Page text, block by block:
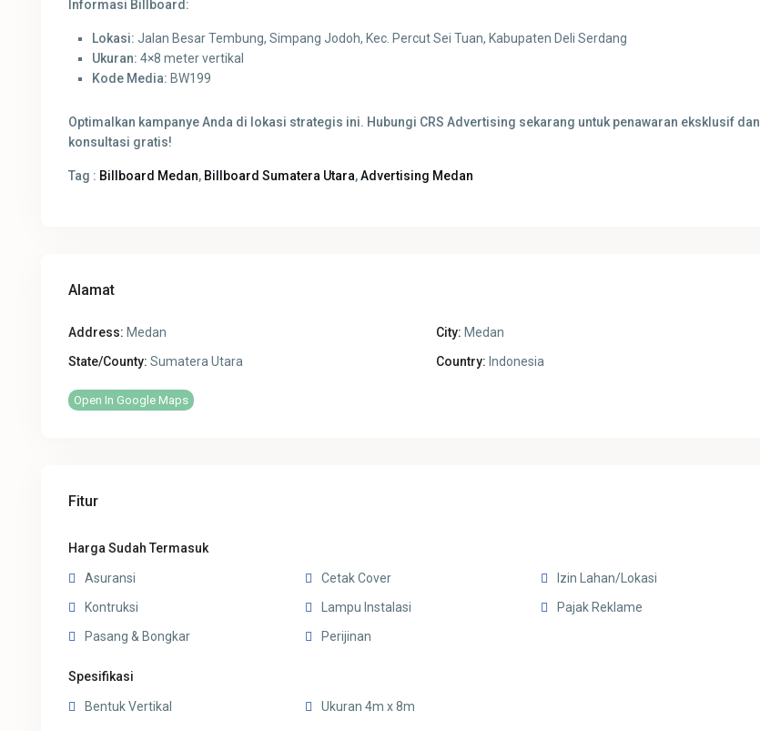
Informasi Billboard:
Lokasi: Jalan Besar Tembung, Simpang Jodoh, Kec. Percut Sei Tuan, Kabupaten Deli Serdang
Ukuran: 4×8 meter vertikal
Kode Media: BW199
Optimalkan kampanye Anda di lokasi strategis ini. Hubungi CRS Advertising sekarang untuk penawaran eksklusif dan
konsultasi gratis!
Tag : Billboard Medan, Billboard Sumatera Utara,Advertising Medan
Alamat
Address: Medan City: Medan
State/County: Sumatera Utara Country: Indonesia
Open In Google Maps
Fitur
Harga Sudah Termasuk
Asuransi Cetak Cover
Izin Lahan/Lokasi
Kontruksi
Lampu Instalasi
Pajak Reklame
Pasang & Bongkar
Perijinan
Spesifikasi
Bentuk Vertikal Ukuran 4m x 8m